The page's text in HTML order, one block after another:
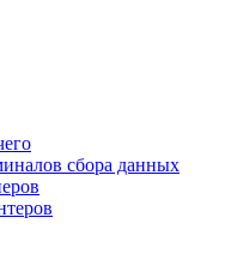
сбора данных